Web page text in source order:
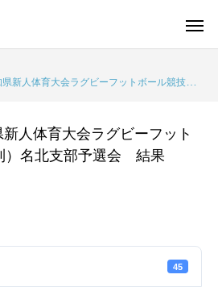
大会ラグビーフットボール競技（10人制）名北支部予選会 結果
人体育大会ラグビーフット
）名北支部予選会 結果
45